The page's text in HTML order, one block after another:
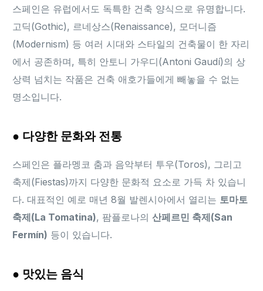
스페인은 유럽에서도 독특한 건축 양식으로 유명합니다.
고딕(Gothic), 르네상스(Renaissance), 모더니즘
(Modernism) 등 여러 시대와 스타일의 건축물이 한 자리
에서 공존하며, 특히 안토니 가우디(Antoni Gaudí)의 상
상력 넘치는 작품은 건축 애호가들에게 빼놓을 수 없는
명소입니다.
● 다양한 문화와 전통
스페인은 플라멩코 춤과 음악부터 투우(Toros), 그리고
축제(Fiestas)까지 다양한 문화적 요소로 가득 차 있습니
다. 대표적인 예로 매년 8월 발렌시아에서 열리는 토마토
축제(La Tomatina), 팜플로나의산페르민 축제(San
Fermín) 등이 있습니다.
● 맛있는 음식